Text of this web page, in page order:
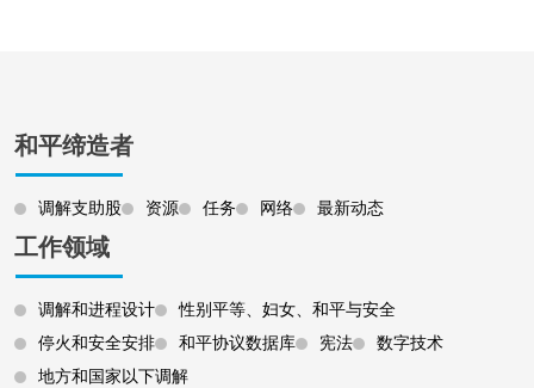
和平缔造者
调解支助股 资源 任务 网络 最新动态
工作领域
调解和进程设计
性别平等、妇女、和平与安全
停火和安全安排
和平协议数据库 宪法
数字技术
地方和国家以下调解